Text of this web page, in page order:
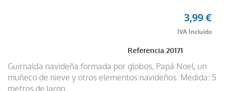
Referencia20171
3,99 €
Guirnalda navideña formada por globos, Papá Noel, un
muñeco de nieve y otros elementos navideños. Medida: 5